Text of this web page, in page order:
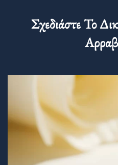
Σχεδιάστε Το